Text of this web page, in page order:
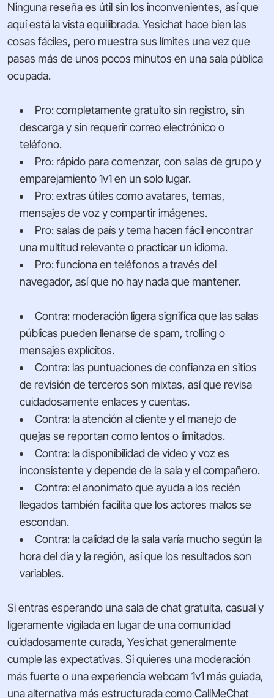
Ninguna reseña es útil sin los inconvenientes, así que
aquí está la vista equilibrada. Yesichat hace bien las
cosas fáciles, pero muestra sus límites una vez que
pasas más de unos pocos minutos en una sala pública
ocupada.
Pro: completamente gratuito sin registro, sin
descarga y sin requerir correo electrónico o
teléfono.
Pro: rápido para comenzar, con salas de grupo y
emparejamiento 1v1 en un solo lugar.
Pro: extras útiles como avatares, temas,
mensajes de voz y compartir imágenes.
Pro: salas de país y tema hacen fácil encontrar
una multitud relevante o practicar un idioma.
Pro: funciona en teléfonos a través del
navegador, así que no hay nada que mantener.
Contra: moderación ligera significa que las salas
públicas pueden llenarse de spam, trolling o
mensajes explícitos.
Contra: las puntuaciones de confianza en sitios
de revisión de terceros son mixtas, así que revisa
cuidadosamente enlaces y cuentas.
Contra: la atención al cliente y el manejo de
quejas se reportan como lentos o limitados.
Contra: la disponibilidad de video y voz es
inconsistente y depende de la sala y el compañero.
Contra: el anonimato que ayuda a los recién
llegados también facilita que los actores malos se
escondan.
Contra: la calidad de la sala varía mucho según la
hora del día y la región, así que los resultados son
variables.
Si entras esperando una sala de chat gratuita, casual y
ligeramente vigilada en lugar de una comunidad
cuidadosamente curada, Yesichat generalmente
cumple las expectativas. Si quieres una moderación
más fuerte o una experiencia webcam 1v1 más guiada,
una alternativa más estructurada como CallMeChat